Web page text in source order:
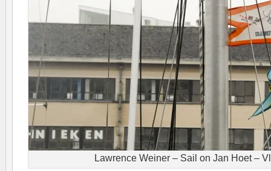
Lawrence Weiner – Sail on Jan Hoet –